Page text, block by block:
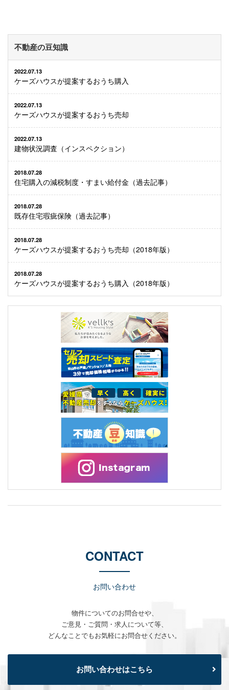
不動産の豆知識
2022.07.13
ケーズハウスが提案するおうち購入
2022.07.13
ケーズハウスが提案するおうち売却
2022.07.13
建物状況調査（インスペクション）
2018.07.28
住宅購入の減税制度・すまい給付金（過去記事）
2018.07.28
既存住宅瑕疵保険（過去記事）
2018.07.28
ケーズハウスが提案するおうち売却（2018年版）
2018.07.28
ケーズハウスが提案するおうち購入（2018年版）
CONTACT
お問い合わせ
物件についてのお問合せや、
ご意見・ご質問・求人について等、
どんなことでもお気軽にお問合せください。
お問い合わせはこちら